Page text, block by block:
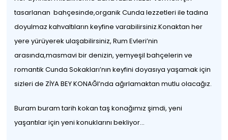
tasarlanan bahçesinde,organik Cunda lezzetleri ile tadına
doyulmaz kahvaltıların keyfine varabilirsiniz.Konaktan her
yere yürüyerek ulaşabilirsiniz, Rum Evleri’nin
arasında,masmavi bir denizin, yemyeşil bahçelerin ve
romantik Cunda Sokakları’nın keyfini doyasıya yaşamak için
sizleri de ZİYA BEY KONAĞI’nda ağırlamaktan mutlu olacağız.
Buram buram tarih kokan taş konağımız şimdi, yeni
yaşantılar için yeni konuklarını bekliyor...